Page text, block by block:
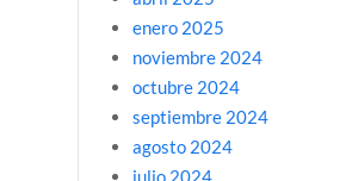
enero 2025
noviembre 2024
octubre 2024
septiembre 2024
agosto 2024
julio 2024